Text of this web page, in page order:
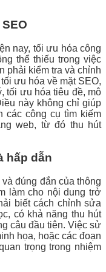
nay, tối ưu hóa công
thể thiếu trong việc
phải kiểm tra và chỉnh
ưu hóa về mặt SEO,
tối ưu hóa tiêu đề, mô
này không chỉ giúp
các công cụ tìm kiếm
web, từ đó thu hút
hấp dẫn
đúng đắn của thông
làm cho nội dung trở
biết cách chỉnh sửa
có khả năng thu hút
câu đầu tiên. Việc sử
họa, hoặc các đoạn
trọng trong nhiệm